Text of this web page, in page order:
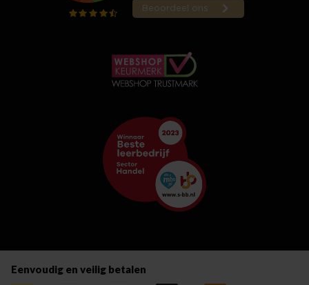
Eenvoudig en veilig betalen